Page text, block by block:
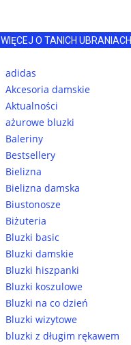
WIĘCEJ O TANICH UBRANIACH
adidas
Akcesoria damskie
Aktualności
ażurowe bluzki
Baleriny
Bestsellery
Bielizna
Bielizna damska
Biustonosze
Biżuteria
Bluzki basic
Bluzki damskie
Bluzki hiszpanki
Bluzki koszulowe
Bluzki na co dzień
Bluzki wizytowe
bluzki z długim rękawem